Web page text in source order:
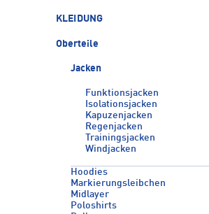
KLEIDUNG
Oberteile
Jacken
Funktionsjacken
Isolationsjacken
Kapuzenjacken
Regenjacken
Trainingsjacken
Windjacken
Hoodies
Markierungsleibchen
Midlayer
Poloshirts